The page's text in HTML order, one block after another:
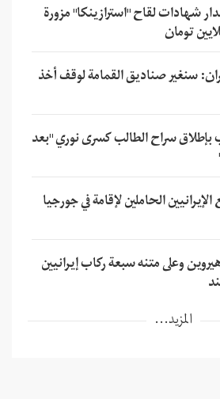
شهادات لقاح "استرازينكا" مزورة
سنغير صناديق القمامة لوقف أخذ
سراح الطالب كسرى نوري "بعد
الحاملين لإقامة في جورجيا
وعلى متنه سبعة ركاب إيرانيين
المزيد...